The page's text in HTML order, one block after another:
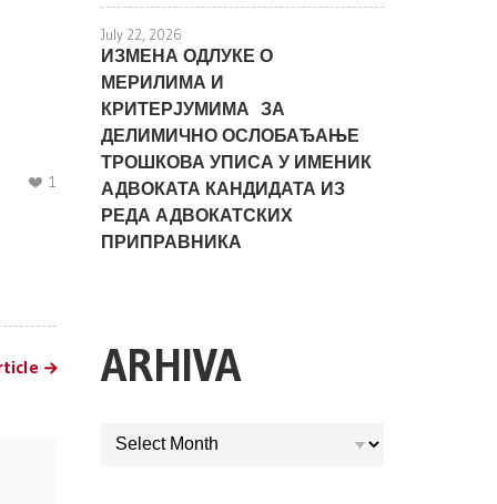
1
July 22, 2026
ИЗМЕНА ОДЛУКЕ О
МЕРИЛИМА И
КРИТЕРЈУМИМА ЗА
ДЕЛИМИЧНО ОСЛОБАЂАЊЕ
ТРОШКОВА УПИСА У ИМЕНИК
АДВОКАТА КАНДИДАТА ИЗ
РЕДА АДВОКАТСКИХ
ПРИПРАВНИКА
ARHIVA
ARHIVA